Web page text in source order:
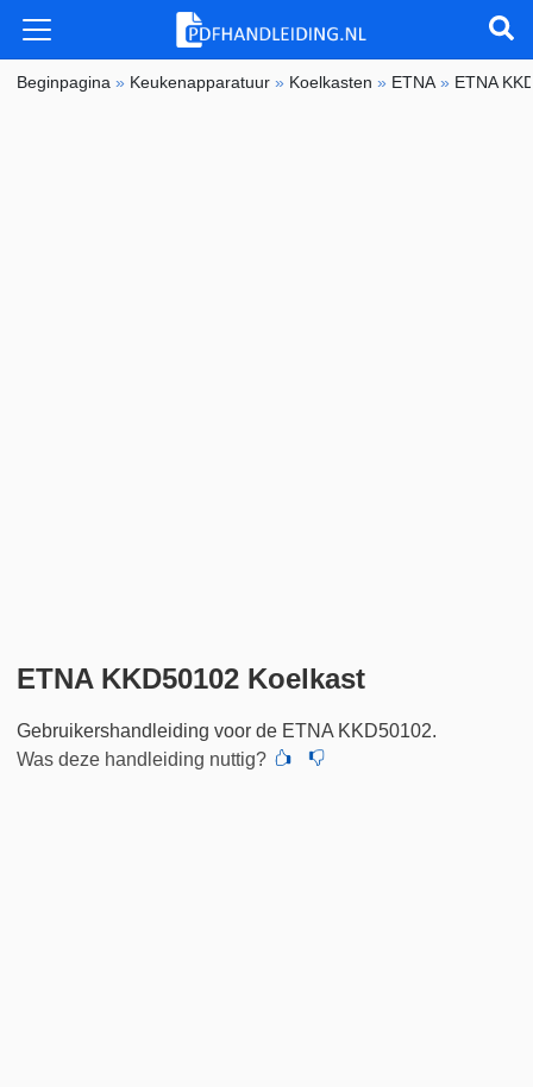
Beginpagina » Keukenapparatuur » Koelkasten » ETNA » ETNA
ETNA KKD50102 Koelkast
Gebruikershandleiding voor de ETNA KKD50102.
Was deze handleiding nuttig?